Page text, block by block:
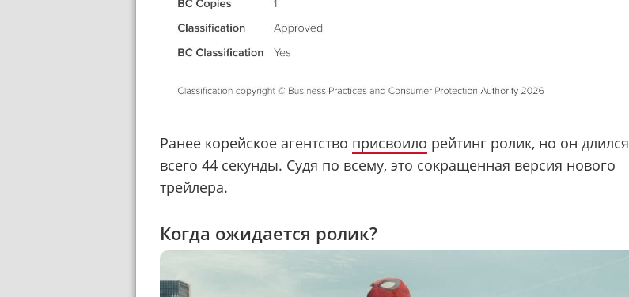
Ранее корейское агентство присвоило рейтинг ролик, но он длился
всего 44 секунды. Судя по всему, это сокращенная версия нового
трейлера.
Когда ожидается ролик?